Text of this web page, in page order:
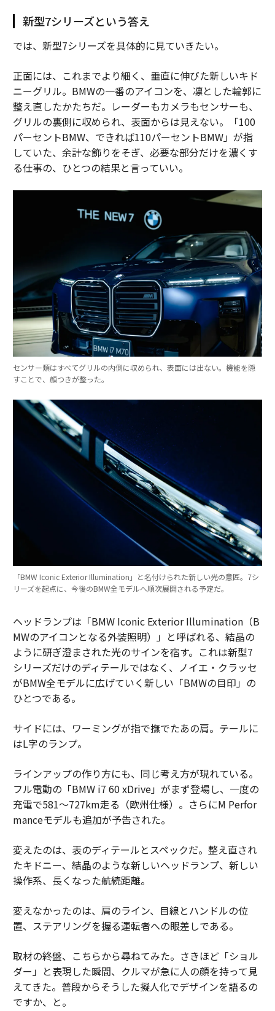
新型7シリーズという答え
では、新型7シリーズを具体的に見ていきたい。
正面には、これまでより細く、垂直に伸びた新しいキド
ニーグリル。BMWの一番のアイコンを、凛とした輪郭に
整え直したかたちだ。レーダーもカメラもセンサーも、
グリルの裏側に収められ、表面からは見えない。「100
パーセントBMW、できれば110パーセントBMW」が指
していた、余計な飾りをそぎ、必要な部分だけを濃くす
る仕事の、ひとつの結果と言っていい。
センサー類はすべてグリルの内側に収められ、表面には出ない。機能を隠
すことで、顔つきが整った。
「BMW Iconic Exterior Illumination」と名付けられた新しい光の意匠。7シ
リーズを起点に、今後のBMW全モデルへ順次展開される予定だ。
ヘッドランプは「BMW Iconic Exterior Illumination（B
MWのアイコンとなる外装照明）」と呼ばれる、結晶の
ように研ぎ澄まされた光のサインを宿す。これは新型7
シリーズだけのディテールではなく、ノイエ・クラッセ
がBMW全モデルに広げていく新しい「BMWの目印」の
ひとつである。
サイドには、ワーミングが指で撫でたあの肩。テールに
はL字のランプ。
ラインアップの作り方にも、同じ考え方が現れている。
フル電動の「BMW i7 60 xDrive」がまず登場し、一度の
充電で581〜727km走る（欧州仕様）。さらにM Perfor
manceモデルも追加が予告された。
変えたのは、表のディテールとスペックだ。整え直され
たキドニー、結晶のような新しいヘッドランプ、新しい
操作系、長くなった航続距離。
変えなかったのは、肩のライン、目線とハンドルの位
置、ステアリングを握る運転者への眼差しである。
取材の終盤、こちらから尋ねてみた。さきほど「ショル
ダー」と表現した瞬間、クルマが急に人の顔を持って見
えてきた。普段からそうした擬人化でデザインを語るの
ですか、と。